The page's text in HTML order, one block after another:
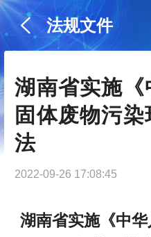
法规文件
湖南省实施《
固体废物污
法
2022-09-26 17:08:45
湖南省实施《中